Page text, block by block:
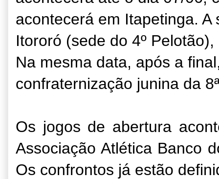
acontecerá em Itapetinga.
Itororó (sede do 4º
Na mesma data, após a
confraternização junina da
Os jogos de abertura
Associação Atlética Banco
Os confrontos já estão